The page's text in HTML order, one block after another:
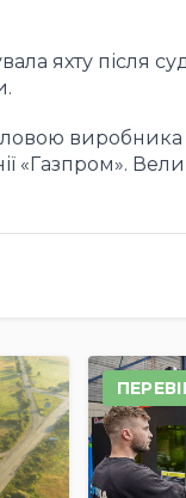
яхту після
виробника
«Газпром».